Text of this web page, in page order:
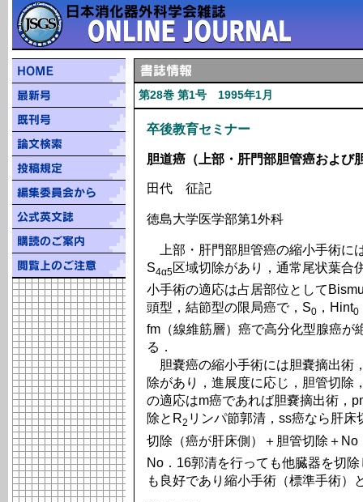
第28巻 第1号 1995年1月
卒後教育セミナー
胆道癌（上部・肝門部胆管癌および
田代 征記
徳島大学医学部第1外科
上部・肝門部胆管癌の縮小手術に
S4α5区域切除があり，通常尾状葉合
小手術の適応は占居部位として
頭型，結節型の限局癌で，S0 ，Hint0
fm（線維筋層）癌で高分化型腺癌が
る．
胆嚢癌の縮小手術には胆嚢摘出術
除があり，進展度に応じ，胆管切除
の適応はm癌であれば胆嚢摘出術，
除とR2 リンパ節郭清，ss癌なら肝
切除（癌が肝床側）＋胆管切除＋No
No．16郭清を行っても他臓器を切
も良好であり縮小手術（標準手術）